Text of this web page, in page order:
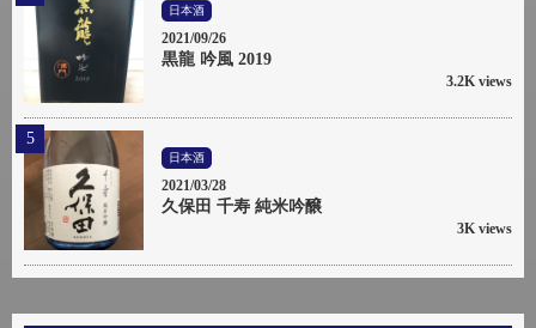
日本酒
2021/09/26
黒龍 吟風 2019
3.2K views
日本酒
2021/03/28
久保田 千寿 純米吟醸
3K views